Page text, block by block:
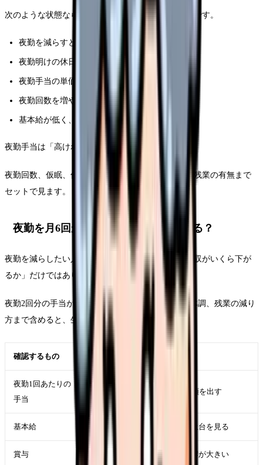
次のような状態なら、給与条件を見直すタイミングです。
夜勤を減らすと生活費が不安になる
夜勤明けの休日がほぼ回復で終わる
夜勤手当の単価が周辺求人より低い
夜勤回数を増やさないと年収が維持できない
基本給が低く、賞与が伸びにくい
夜勤手当は「高ければよい」とも限りません。
夜勤回数、仮眠、休憩、明けの扱い、オンコール、残業の有無まで
セットで見ます。
夜勤を月6回から4回にしたら、何を見る？
夜勤を減らしたい人が最初に見るべきなのは、「月収がいくら下が
るか」だけではありません。
夜勤2回分の手当が減ったとしても、睡眠、休日、体調、残業の減り
方まで含めると、生活全体の納得感は変わります。
確認するもの 見る理由
夜勤1回あたりの
手当
月6回から4回にしたときの差額を出す
基本給 夜勤を減らしても残る収入の土台を見る
賞与 基本給ベースなら年収への影響が大きい